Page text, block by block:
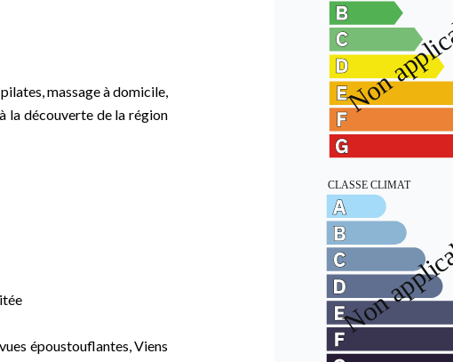
massage à domicile,
la découverte de la région
époustouflantes, Viens